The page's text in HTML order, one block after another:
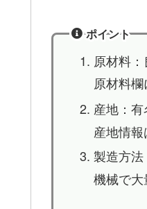
ポイント
原材料
原材料欄
産地：
産地情
製造方法
機械で大